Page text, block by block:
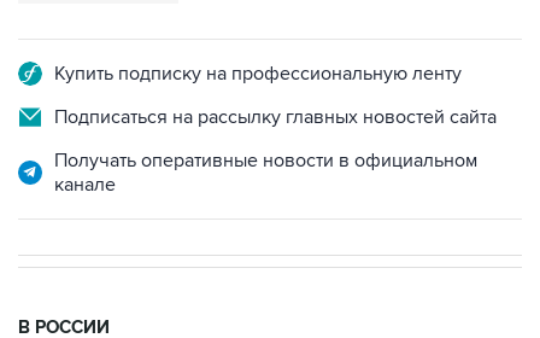
Купить подписку на профессиональную ленту
Подписаться на рассылку главных новостей сайта
Получать оперативные новости в официальном
канале
В РОССИИ